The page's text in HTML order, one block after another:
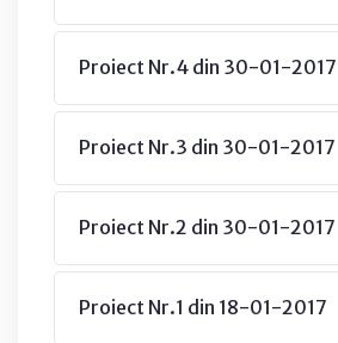
Proiect Nr.4 din 30-01-2017
Proiect Nr.3 din 30-01-2017
Proiect Nr.2 din 30-01-2017
Proiect Nr.1 din 18-01-2017